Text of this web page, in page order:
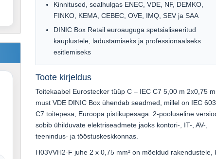
Kinnitused, sealhulgas ENEC, VDE, NF, DEMKO,
FINKO, KEMA, CEBEC, OVE, IMQ, SEV ja SAA
DINIC Box Retail euroauguga spetsialiseeritud
kauplustele, ladustamiseks ja professionaalseks
esitlemiseks
Toote kirjeldus
Toitekaabel Eurostecker tüüp C – IEC C7 5,00 m 2x0,75
must VDE DINIC Box ühendab seadmed, millel on IEC
C7 toitepesa, Euroopa pistikupesaga. 2-pooluseline
sobib ühilduvate elektriseadmete jaoks kontori-, IT-, AV-,
teenindus- ja tööstuskeskkonnas.
H03VVH2-F juhe 2 x 0,75 mm² on mõeldud rakendustele,